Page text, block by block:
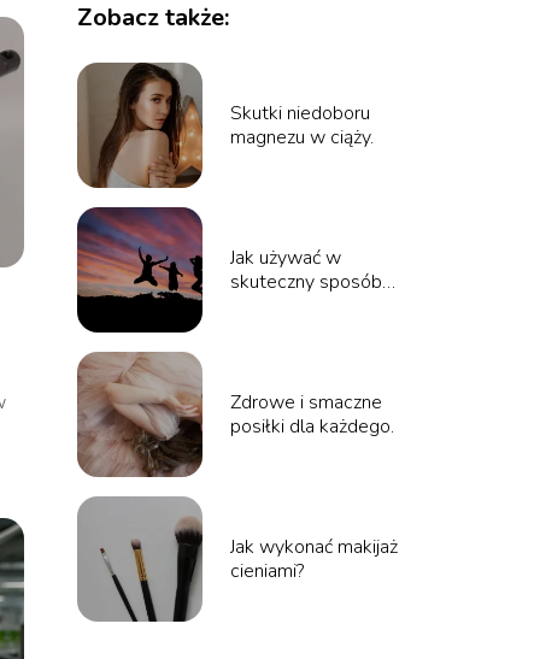
Zobacz także:
Skutki niedoboru
magnezu w ciąży.
Jak używać w
skuteczny sposób
Zdrowe i smaczne
posiłki dla każdego.
Jak wykonać makijaż
cieniami?